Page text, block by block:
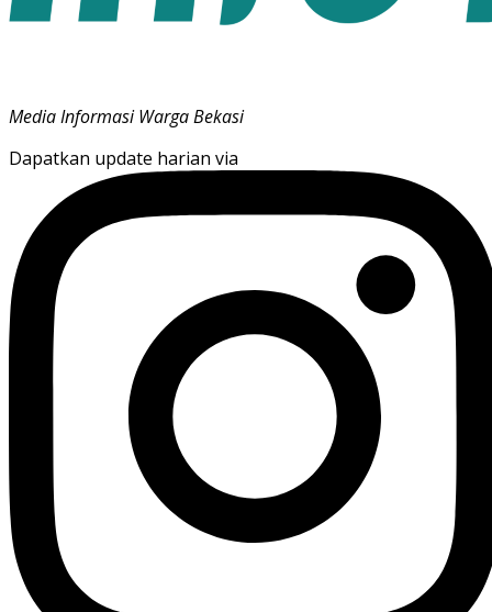
Media Informasi Warga Bekasi
Dapatkan update harian via